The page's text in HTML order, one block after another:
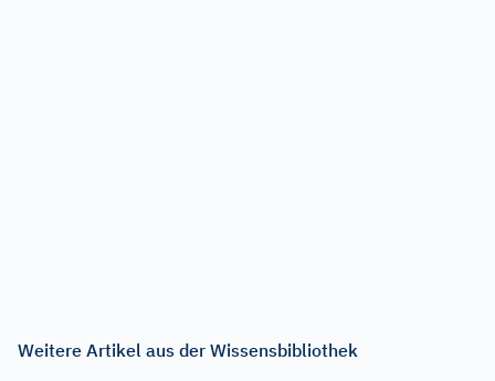
Weitere Artikel aus der Wissensbibliothek